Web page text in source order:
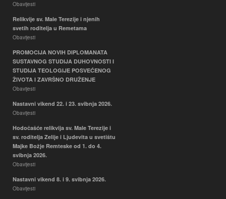
Obavijesti
Relikvije sv. Male Terezije i njenih
svetih roditelja u Remetama
Obavijesti
PROMOCIJA NOVIH DIPLOMANATA
SUSTAVNOG STUDIJA DUHOVNOSTI I
STUDIJA TEOLOGIJE POSVEĆENOG
ŽIVOTA I ZAVRŠNO DRUŽENJE
Obavijesti
Nastavni vikend 22. i 23. svibnja 2026.
Obavijesti
Hodočašće relikvija sv. Male Terezije i
sv. roditelja Zelije i Ljudevita u svetištu
Majke Božje Remteske od 1. do 4.
svibnja 2026.
Obavijesti
Nastavni vikend 8. i 9. svibnja 2026.
Obavijesti